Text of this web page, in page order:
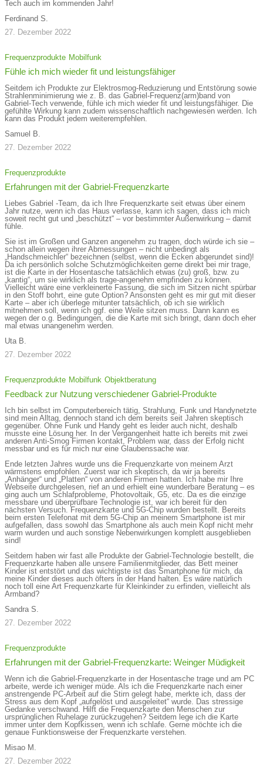
Tech auch im kommenden Jahr!
Ferdinand S.
27. Dezember 2022
Frequenzprodukte Mobilfunk
Fühle ich mich wieder fit und leistungsfähiger
Seitdem ich Produkte zur Elektrosmog-Reduzierung und Entstörung sowie
Strahlenminimierung wie z. B. das Gabriel-Frequenz(arm)band von
Gabriel-Tech verwende, fühle ich mich wieder fit und leistungsfähiger. Die
gefühlte Wirkung kann zudem wissenschaftlich nachgewiesen werden. Ich
kann das Produkt jedem weiterempfehlen.
Samuel B.
27. Dezember 2022
Frequenzprodukte
Erfahrungen mit der Gabriel-Frequenzkarte
Liebes Gabriel -Team, da ich Ihre Frequenzkarte seit etwas über einem
Jahr nutze, wenn ich das Haus verlasse, kann ich sagen, dass ich mich
soweit recht gut und „beschützt“ – vor bestimmter Außenwirkung – damit
fühle.
Sie ist im Großen und Ganzen angenehm zu tragen, doch würde ich sie –
schon allein wegen ihrer Abmessungen – nicht unbedingt als
„Handschmeichler“ bezeichnen (selbst, wenn die Ecken abgerundet sind)!
Da ich persönlich solche Schutzmöglichkeiten gerne direkt bei mir trage,
ist die Karte in der Hosentasche tatsächlich etwas (zu) groß, bzw. zu
„kantig“, um sie wirklich als trage-angenehm empfinden zu können.
Vielleicht wäre eine verkleinerte Fassung, die sich im Sitzen nicht spürbar
in den Stoff bohrt, eine gute Option? Ansonsten geht es mir gut mit dieser
Karte – aber ich überlege mitunter tatsächlich, ob ich sie wirklich
mitnehmen soll, wenn ich ggf. eine Weile sitzen muss. Dann kann es
wegen der o.g. Bedingungen, die die Karte mit sich bringt, dann doch eher
mal etwas unangenehm werden.
Uta B.
27. Dezember 2022
Frequenzprodukte Mobilfunk Objektberatung
Feedback zur Nutzung verschiedener Gabriel-Produkte
Ich bin selbst im Computerbereich tätig, Strahlung, Funk und Handynetzte
sind mein Alltag, dennoch stand ich dem bereits seit Jahren skeptisch
gegenüber. Ohne Funk und Handy geht es leider auch nicht, deshalb
musste eine Lösung her. In der Vergangenheit hatte ich bereits mit zwei
anderen Anti-Smog Firmen kontakt, Problem war, dass der Erfolg nicht
messbar und es für mich nur eine Glaubenssache war.
Ende letzten Jahres wurde uns die Frequenzkarte von meinem Arzt
wärmstens empfohlen. Zuerst war ich skeptisch, da wir ja bereits
„Anhänger“ und „Platten“ von anderen Firmen hatten. Ich habe mir Ihre
Webseite durchgelesen, rief an und erhielt eine wunderbare Beratung – es
ging auch um Schlafprobleme, Photovoltaik, G5, etc. Da es die einzige
messbare und überprüfbare Technologie ist, war ich bereit für den
nächsten Versuch. Frequenzkarte und 5G-Chip wurden bestellt. Bereits
beim ersten Telefonat mit dem 5G-Chip an meinem Smartphone ist mir
aufgefallen, dass sowohl das Smartphone als auch mein Kopf nicht mehr
warm wurden und auch sonstige Nebenwirkungen komplett ausgeblieben
sind!
Seitdem haben wir fast alle Produkte der Gabriel-Technologie bestellt, die
Frequenzkarte haben alle unsere Familienmitglieder, das Bett meiner
Kinder ist entstört und das wichtigste ist das Smartphone für mich, da
meine Kinder dieses auch öfters in der Hand halten. Es wäre natürlich
noch toll eine Art Frequenzkarte für Kleinkinder zu erfinden, vielleicht als
Armband?
Sandra S.
27. Dezember 2022
Frequenzprodukte
Erfahrungen mit der Gabriel-Frequenzkarte: Weinger Müdigkeit
Wenn ich die Gabriel-Frequenzkarte in der Hosentasche trage und am PC
arbeite, werde ich weniger müde. Als ich die Frequenzkarte nach einer
anstrengende PC-Arbeit auf die Stirn gelegt habe, merkte ich, dass der
Stress aus dem Kopf „aufgelöst und ausgeleitet“ wurde. Das stressige
Gedanke verschwand. Hilft die Frequenzkarte den Menschen zur
ursprünglichen Ruhelage zurückzugehen? Seitdem lege ich die Karte
immer unter dem Kopfkissen, wenn ich schlafe. Gerne möchte ich die
genaue Funktionsweise der Frequenzkarte verstehen.
Misao M.
27. Dezember 2022